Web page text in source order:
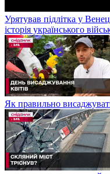
Урятував підлітка у
історія українського
Як правильно